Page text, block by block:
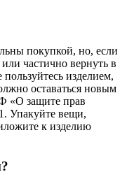
покупкой, но, если
частично вернуть в
изделием,
оставаться новым
«О защите прав
Упакуйте вещи,
к изделию